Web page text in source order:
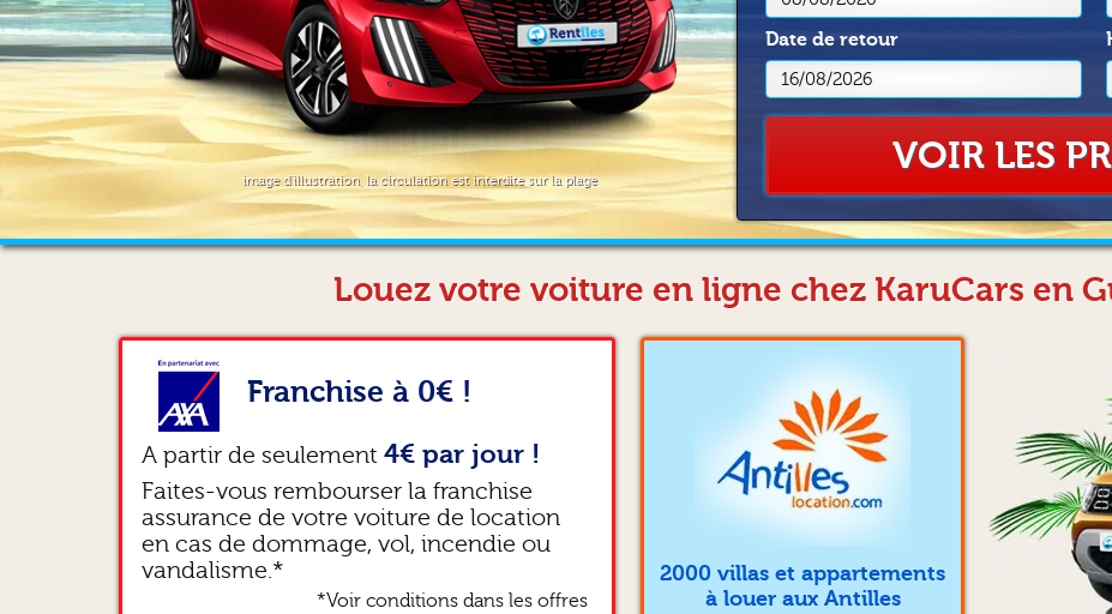
image d'illustration, la circulation est interdite sur la plage
Datede retour
VOIR LES
Louez votre voiture en ligne chez KaruCars en
Franchise à 0€ !
A partir de seulement 4€ par jour !
Faites-vous rembourser la franchise
assurance de votre voiture de location
en cas de dommage, vol, incendie ou
vandalisme.*
*Voir conditions dans les offres
2000 villas et appartements
à louer aux Antilles